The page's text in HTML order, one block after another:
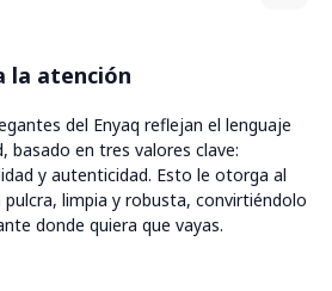
la atención
del Enyaq reflejan el lenguaje
basado en tres valores clave:
y autenticidad. Esto le otorga al
pulcra, limpia y robusta, convirtiéndolo
donde quiera que vayas.